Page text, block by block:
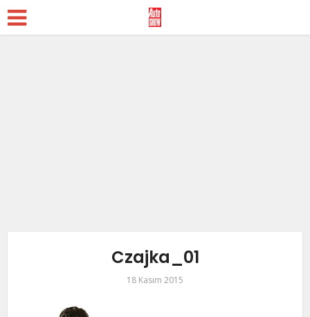
Czajka_01
18 Kasım 2015